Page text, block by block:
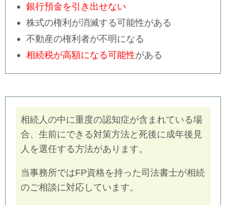
銀行預金を引き出せない
株式の権利が消滅する可能性がある
不動産の権利者が不明になる
相続税が高額になる可能性がある
相続人の中に重度の認知症が含まれている場
合、生前にできる対策方法と死後に成年後見
人を選任する方法があります。
当事務所ではFP資格を持った司法書士が相続
のご相談に対応しています。